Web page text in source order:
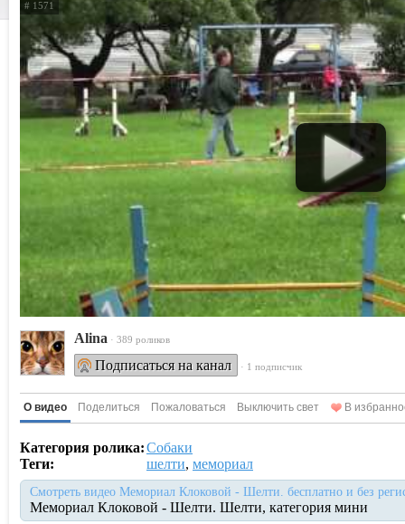
# 1571
Alina · 389 роликов
Подписаться на канал · 1 подписчик
О видео Поделиться Пожаловаться Выключить свет В
Категория ролика:Собаки
Теги:
шелти, мемориал
Смотреть видео Мемориал Клоковой - Шелти. бесплатно и без
Мемориал Клоковой - Шелти. Шелти, категория мини